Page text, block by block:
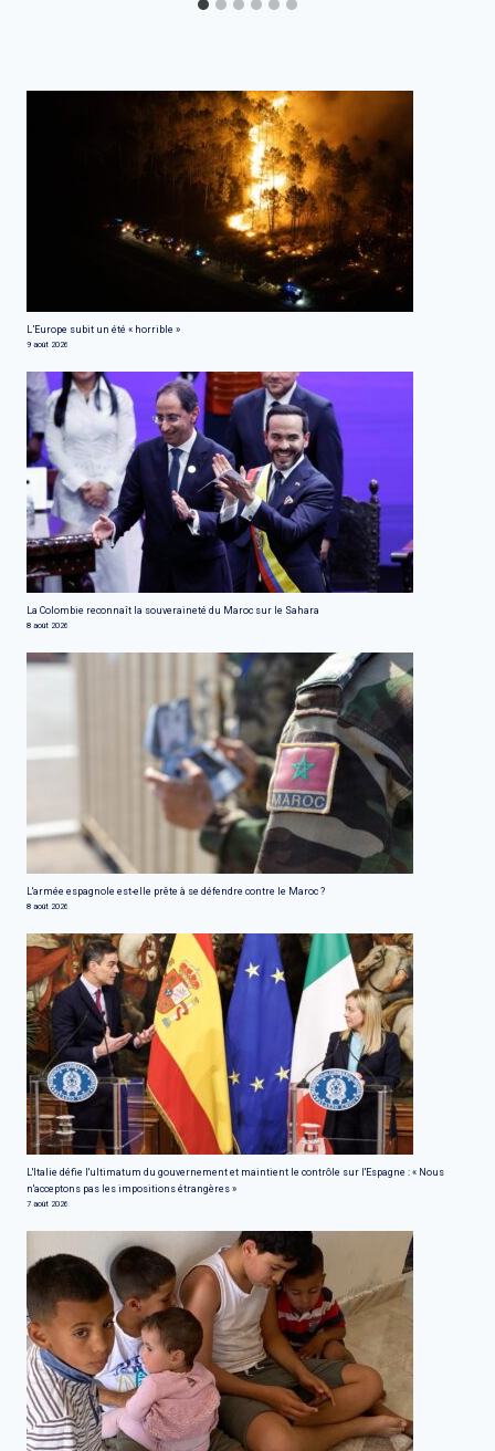
L’Europe subit un été « horrible »
9 août 2026
La Colombie reconnaît la souveraineté du Maroc sur le Sahara
8 août 2026
L'armée espagnole est-elle prête à se défendre contre le Maroc ?
8 août 2026
L'Italie défie l'ultimatum du gouvernement et maintient le contrôle sur l'Espagne : « Nous
n'acceptons pas les impositions étrangères »
7 août 2026